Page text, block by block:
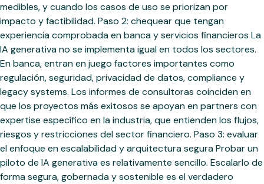
medibles, y cuando los casos de uso se priorizan por
impacto y factibilidad. Paso 2: chequear que tengan
experiencia comprobada en banca y servicios financieros La
IA generativa no se implementa igual en todos los sectores.
En banca, entran en juego factores importantes como
regulación, seguridad, privacidad de datos, compliance y
legacy systems. Los informes de consultoras coinciden en
que los proyectos más exitosos se apoyan en partners con
expertise específico en la industria, que entienden los flujos,
riesgos y restricciones del sector financiero. Paso 3: evaluar
el enfoque en escalabilidad y arquitectura segura Probar un
piloto de IA generativa es relativamente sencillo. Escalarlo de
forma segura, gobernada y sostenible es el verdadero